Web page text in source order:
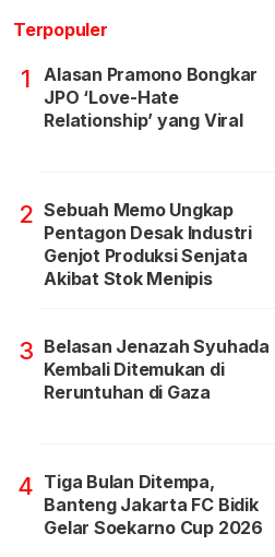
Terpopuler
1
Alasan Pramono Bongkar
JPO ‘Love-Hate
Relationship’ yang Viral
2 Sebuah Memo Ungkap
Pentagon Desak Industri
Genjot Produksi Senjata
Akibat Stok Menipis
3 Belasan Jenazah Syuhada
Kembali Ditemukan di
Reruntuhan di Gaza
4 Tiga Bulan Ditempa,
Banteng Jakarta FC Bidik
Gelar Soekarno Cup 2026